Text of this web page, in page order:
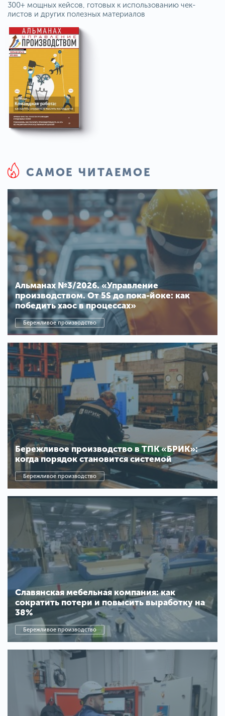
300+ мощных кейсов, готовых к использованию чек-
листов и других полезных материалов
САМОЕ ЧИТАЕМОЕ
Альманах №3/2026. «Управление
производством. От 5S до пока-йоке: как
победить хаос в процессах»
Бережливое производство
Бережливое производство в ТПК «БРИК»:
когда порядок становится системой
Бережливое производство
Славянская мебельная компания: как
сократить потери и повысить выработку на
38%
Бережливое производство